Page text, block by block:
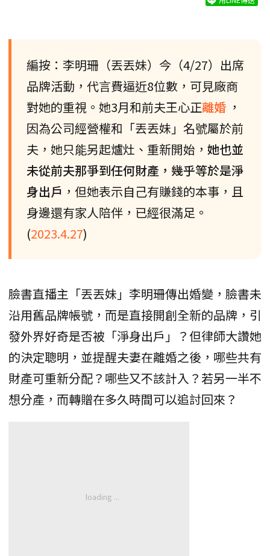
編按：李明珊（丟丟妹）今（4/27）出席
品牌活動，代言費逼近8位數，可見廠商
對她的重視。她3月和前夫王心正離婚 ，
因為公司經營權和「丟丟妹」名號屬於前
夫，她只能另起爐灶、重新開始， 她也並
未從前夫那爭到任何財產，幾乎等於是淨
身出戶 ，但她表示自己有賺錢的本事，且
身邊還有家人陪伴，已經很滿足。
(2023.4.27)
臉書直播主「丟丟妹」李明珊傳出婚變，臉書未
沿用舊品牌帳號，而是直接開創全新的品牌，引
發外界好奇是否被「淨身出戶」？但律師大讚她
的決定聰明，並提醒夫妻在離婚之後，哪些共有
財產可重新分配？哪些又不該計入？若另一半不
想分產，而轉贈在多久時間可以追討回來？